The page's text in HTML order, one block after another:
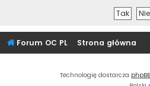
Forum OC PL Strona główna
Technologię dostarcza phpBB